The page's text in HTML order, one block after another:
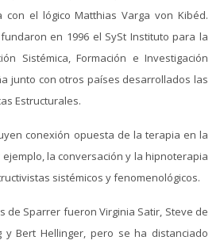
con el lógico Matthias Varga von Kibéd.
en 1996 el SySt Instituto para la
Sistémica, Formación e Investigación
junto con otros países desarrollados las
Estructurales.
conexión opuesta de la terapia en la
la conversación y la hipnoterapia
sistémicos y fenomenológicos.
de Sparrer fueron Virginia Satir, Steve de
y Bert Hellinger, pero se ha distanciado